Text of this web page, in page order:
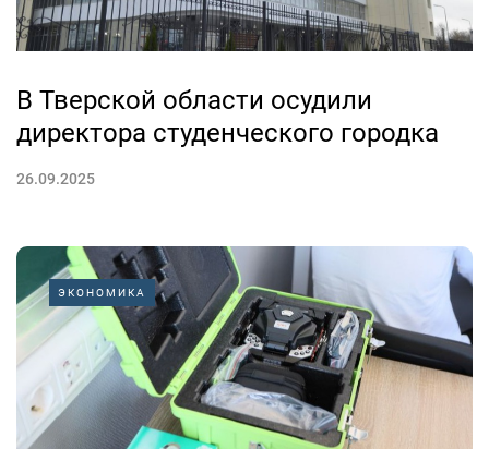
В Тверской области осудили
директора студенческого городка
26.09.2025
ЭКОНОМИКА